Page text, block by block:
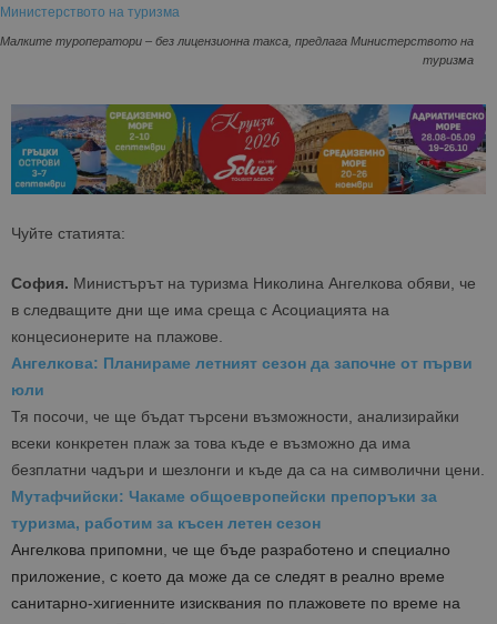
Малките туроператори – без лицензионна такса, предлага Министерството на
туризма
Чуйте статията:
София. Министърът на туризма Николина Ангелкова обяви, че
в следващите дни ще има среща с Асоциацията на
концесионерите на плажове.
Ангелкова: Планираме летният сезон да започне от първи
юли
Тя посочи, че ще бъдат търсени възможности, анализирайки
всеки конкретен плаж за това къде е възможно да има
безплатни чадъри и шезлонги и къде да са на символични цени.
Мутафчийски: Чакаме общоевропейски препоръки за
туризма, работим за късен летен сезон
Ангелкова припомни, че ще бъде разработено и специално
приложение, с което да може да се следят в реално време
санитарно-хигиенните изисквания по плажовете по време на